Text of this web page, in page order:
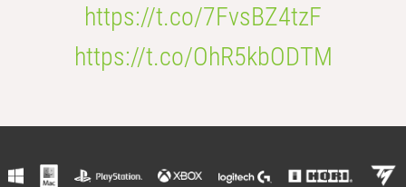
https://t.co/7FvsBZ4tzF
https://t.co/OhR5kbODTM